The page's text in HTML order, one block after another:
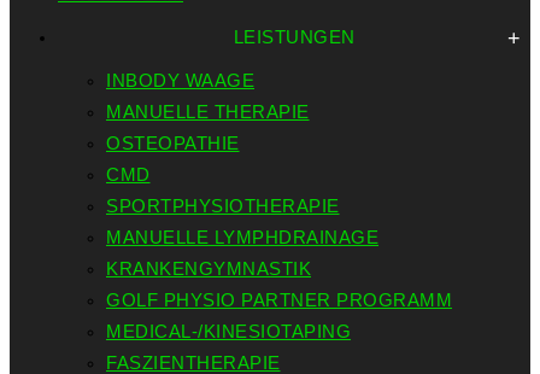
LEISTUNGEN
INBODY WAAGE
MANUELLE THERAPIE
OSTEOPATHIE
CMD
SPORTPHYSIOTHERAPIE
MANUELLE LYMPHDRAINAGE
KRANKENGYMNASTIK
GOLF PHYSIO PARTNER PROGRAMM
MEDICAL-/KINESIOTAPING
FASZIENTHERAPIE